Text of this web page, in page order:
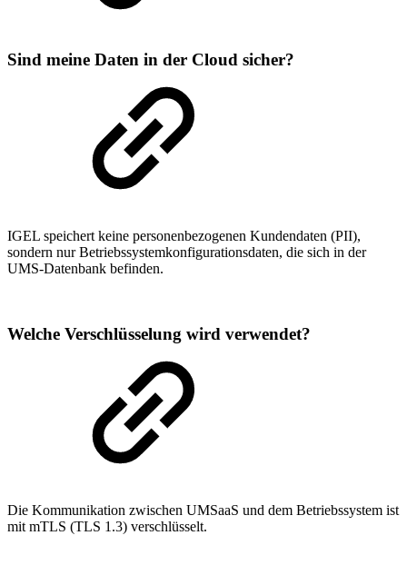
Sind meine Daten in der Cloud sicher?
IGEL speichert keine personenbezogenen Kundendaten (PII),
sondern nur Betriebssystemkonfigurationsdaten, die sich in der
UMS-Datenbank befinden.
Welche Verschlüsselung wird verwendet?
Die Kommunikation zwischen UMSaaS und dem Betriebssystem ist
mit mTLS (TLS 1.3) verschlüsselt.